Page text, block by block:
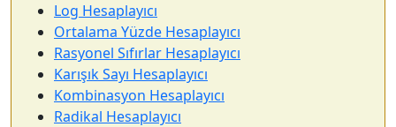
Log Hesaplayıcı
Ortalama Yüzde Hesaplayıcı
Rasyonel Sıfırlar Hesaplayıcı
Karışık Sayı Hesaplayıcı
Kombinasyon Hesaplayıcı
Radikal Hesaplayıcı